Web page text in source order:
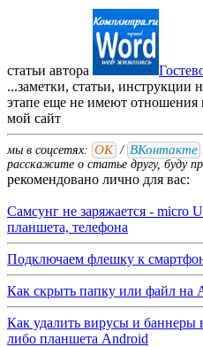
статьи автора
...заметки, статьи,
этапе еще не имеют
мой сайт
мы в соцсетях: ОК / ВКонтакте
расскажите о статье другу, буду
рекомендовано лично для вас:
Самсунг не заряжается - micro
планшета, телефона
Подключаем флешку к
Как скрыть папку или файл на
Как удалить вирусы и баннеры
либо планшета Android